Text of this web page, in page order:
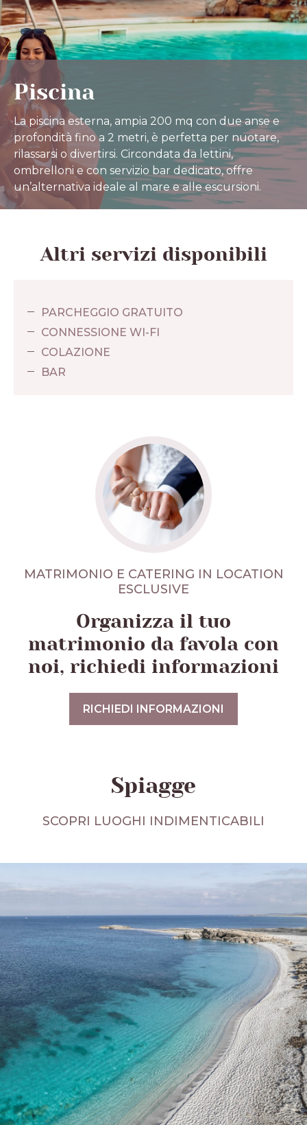
Piscina
La piscina esterna, ampia 200 mq con due anse e
profondità fino a 2 metri, è perfetta per nuotare,
rilassarsi o divertirsi. Circondata da lettini,
ombrelloni e con servizio bar dedicato, offre
un’alternativa ideale al mare e alle escursioni.
Altri servizi disponibili
PARCHEGGIO GRATUITO
CONNESSIONE WI-FI
COLAZIONE
BAR
MATRIMONIO E CATERING IN LOCATION
ESCLUSIVE
Organizza il tuo
matrimonio da favola con
noi, richiedi informazioni
RICHIEDI INFORMAZIONI
Spiagge
SCOPRI LUOGHI INDIMENTICABILI